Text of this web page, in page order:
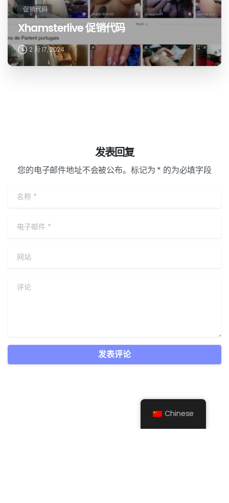
促销代码
Xhamsterlive 促销代码
2 月 17, 2024
发表回复
您的电子邮件地址不会被公布。标记为 * 的为必填字段
名称*
电子邮件*
网站
评论
Chinese